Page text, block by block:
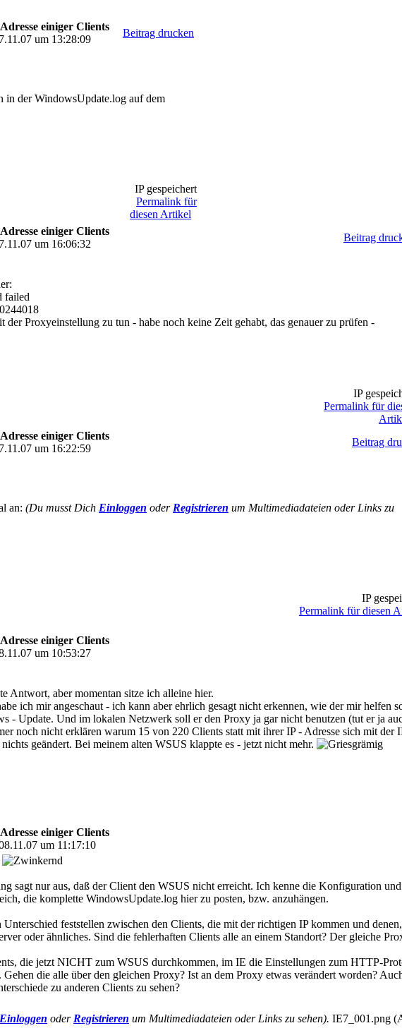
einiger Clients
um 13:28:09
Beitrag drucken
in der WindowsUpdate.log auf dem
IP gespeichert
Permalink für
diesen Artikel
einiger Clients
um 16:06:32
Beitrag
failed
der Proxyeinstellung zu tun - habe noch keine Zeit gehabt, das genauer zu prüfen -
IP
Permalink für
einiger Clients
um 16:22:59
Beitrag
an: (Du musst Dich Einloggen oder Registrieren um Multimediadateien oder Links zu
IP
Permalink für diesen
einiger Clients
um 10:53:27
Antwort, aber momentan sitze ich alleine hier.
ich mir angeschaut - ich kann aber ehrlich gesagt nicht erkennen, wie der mir helfen
- Update. Und im lokalen Netzwerk soll er den Proxy ja gar nicht benutzen (tut er ja
noch nicht erklären warum 15 von 220 Clients statt mit ihrer IP - Adresse sich mit
geändert. Bei meinem alten WSUS klappte es - jetzt nicht mehr.
einiger Clients
um 11:17:10
sagt nur aus, daß der Client den WSUS nicht erreicht. Ich kenne die Konfiguration
die komplette WindowsUpdate.log hier zu posten, bzw. anzuhängen.
Unterschied feststellen zwischen den Clients, die mit der richtigen IP kommen und
oder ähnliches. Sind die fehlerhaften Clients alle an einem Standort? Der gleiche
die jetzt NICHT zum WSUS durchkommen, im IE die Einstellungen zum HTTP-
die alle über den gleichen Proxy? Ist an dem Proxy etwas verändert worden?
zu anderen Clients zu sehen?
Einloggen oder Registrieren um Multimediadateien oder Links zu sehen). IE7_001.png